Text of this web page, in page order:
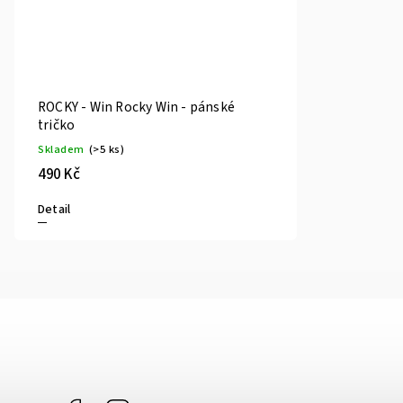
ROCKY - Win Rocky Win - pánské
tričko
Skladem (>5 ks)
490 Kč
Detail